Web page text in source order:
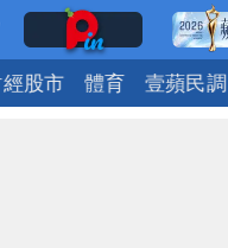
股市 體育 壹蘋民調